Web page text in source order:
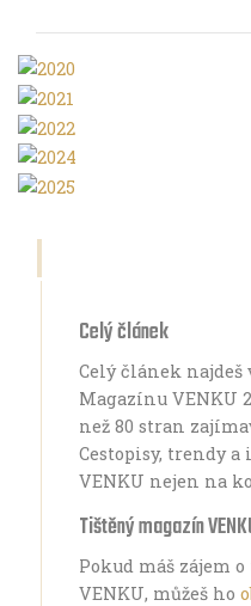
Celý článek
Celý článek najdeš
Magazínu VENKU
než 80 stran
Cestopisy, trendy
VENKU nejen na
Tištěný magazín
Pokud máš zájem
VENKU, můžeš ho